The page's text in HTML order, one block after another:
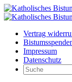
Vertrag
Impressum
Datenschutz